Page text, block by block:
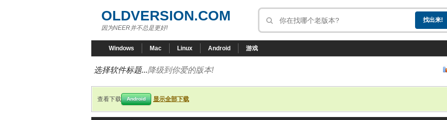
OLDVERSION.COM
因为NEER并不总是更好!
Windows Mac Linux Android 游戏
选择软件标题...降级到你爱的版本!
查看下载 Android 显示全部下载